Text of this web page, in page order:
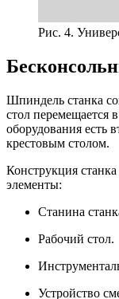
Рис. 4.
Шпиндель станка
стол перемещается
оборудования есть
крестовым столом.
Конструкция
элементы:
Станина
Рабочий стол.
Устройство